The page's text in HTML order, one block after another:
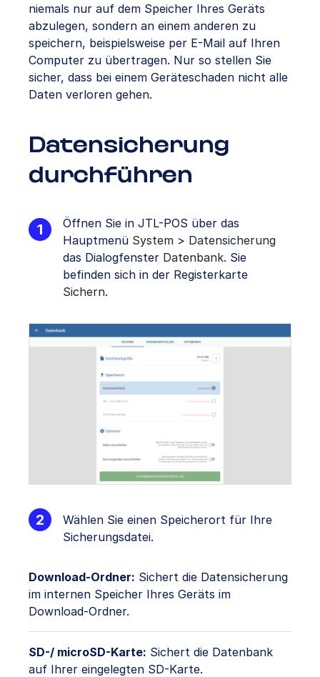
niemals nur auf dem Speicher Ihres Geräts
abzulegen, sondern an einem anderen zu
speichern, beispielsweise per E-Mail auf Ihren
Computer zu übertragen. Nur so stellen Sie
sicher, dass bei einem Geräteschaden nicht alle
Daten verloren gehen.
Datensicherung
durchführen
Öffnen Sie in JTL-POS über das
Hauptmenü System > Datensicherung
das Dialogfenster Datenbank. Sie
befinden sich in der Registerkarte
Sichern.
Wählen Sie einen Speicherort für Ihre
Sicherungsdatei.
Download-Ordner: Sichert die Datensicherung
im internen Speicher Ihres Geräts im
Download-Ordner.
SD-/ microSD-Karte: Sichert die Datenbank
auf Ihrer eingelegten SD-Karte.